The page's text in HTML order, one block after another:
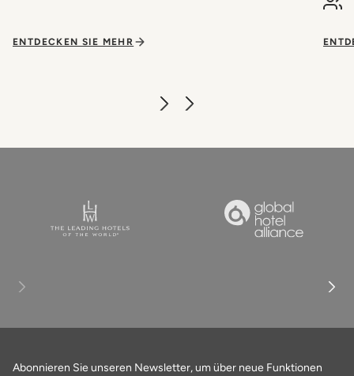
ENTDECKEN SIE MEHR
Abonnieren Sie unseren Newsletter, um über neue Funktionen